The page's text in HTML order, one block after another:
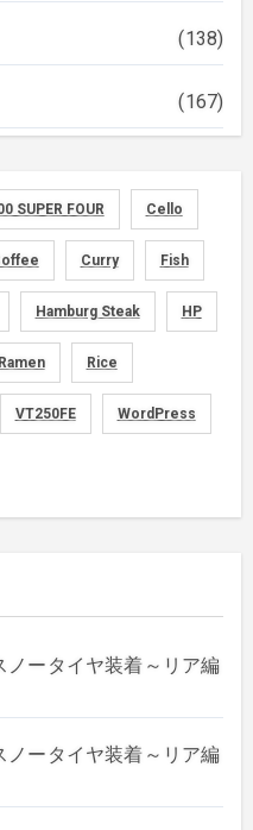
(138)
(167)
(155)
(134)
(149)
(6)
SUPER FOUR Cello
Curry Fish
Hamburg Steak HP
Ramen Rice
VT250FE WordPress
ノータイヤ装着～リア編
ノータイヤ装着～リア編